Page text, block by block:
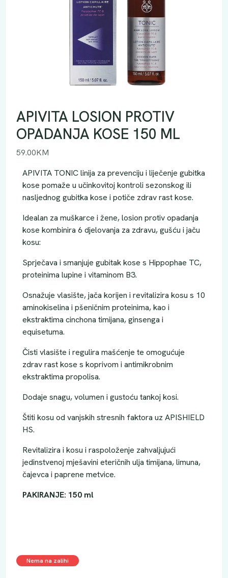
APIVITA LOSION PROTIV
OPADANJA KOSE 150 ML
59.00KM
APIVITA TONIC linija za prevenciju i liječenje gubitka
kose pomaže u učinkovitoj kontroli sezonskog ili
nasljednog gubitka kose i potiče zdrav rast kose.
Idealan za muškarce i žene, losion protiv opadanja
kose kombinira 6 djelovanja za zdravu, gušću i jaču
kosu:
Sprječava i smanjuje gubitak kose s Hippophae TC,
proteinima lupine i vitaminom B3.
Osnažuje vlasište, jača korijen i revitalizira kosu s 10
aminokiselina i pšeničnim proteinima, kao i
ekstraktima cinchona timijana, ginsenga i
equisetuma.
Čisti vlasište i regulira mašćenje te omogućuje
zdrav rast kose s koprivom i antimikrobnim
ekstraktima propolisa.
Dodaje snagu, volumen i gustoću tankoj kosi.
Štiti kosu od vanjskih stresnih faktora uz APISHIELD
HS.
Revitalizira i kosu i raspoloženje zahvaljujući
jedinstvenoj mješavini eteričnih ulja timijana, limuna,
čajevca i paprene metvice.
PAKIRANJE: 150 ml
Nema na zalihi